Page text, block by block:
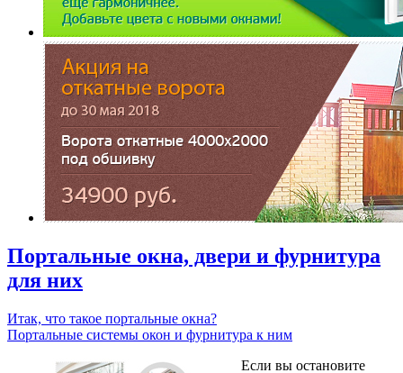
Портальные окна, двери и фурнитура
для них
Итак, что такое портальные окна?
Портальные системы окон и фурнитура к ним
Если вы остановите